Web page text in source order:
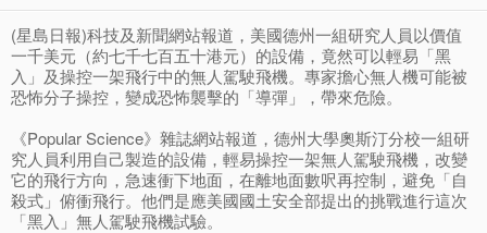
(星島日報)科技及新聞網站報道，美國德州一組研究人員以價值
一千美元（約七千七百五十港元）的設備，竟然可以輕易「黑
入」及操控一架飛行中的無人駕駛飛機。專家擔心無人機可能被
恐怖分子操控，變成恐怖襲擊的「導彈」，帶來危險。
《Popular Science》雜誌網站報道，德州大學奧斯汀分校一組研
究人員利用自己製造的設備，輕易操控一架無人駕駛飛機，改變
它的飛行方向，急速衝下地面，在離地面數呎再控制，避免「自
殺式」俯衝飛行。他們是應美國國土安全部提出的挑戰進行這次
「黑入」無人駕駛飛機試驗。